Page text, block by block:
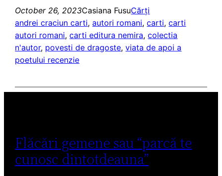
October 26, 2023Casiana FusuCărți
andrei craciun carti, autori romani, carti, carti
autori romani, carti editura nemira, colectia
n'autor, povesti de dragoste, viata de apoi a
poetului recenzie
Flăcări gemene sau “parcă te
cunosc dintotdeauna”